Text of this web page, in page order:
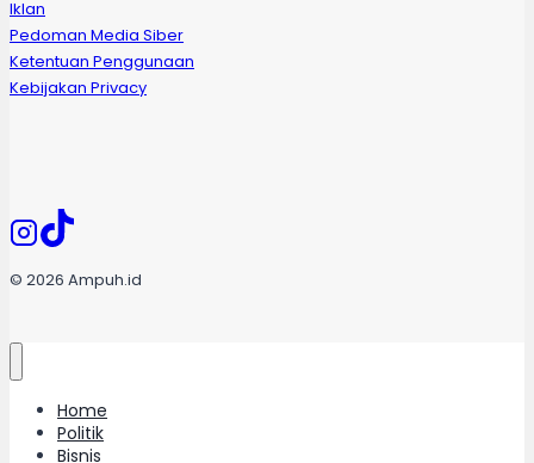
Iklan
Pedoman Media Siber
Ketentuan Penggunaan
Kebijakan Privacy
© 2026 Ampuh.id
Home
Politik
Bisnis